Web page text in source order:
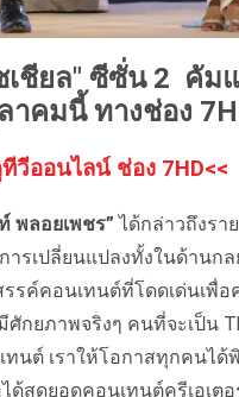
ชียล" ซีซั่น 2 คัม
าคมนี้ ทางช่อง
วีออนไลน์ ช่อง 7HD<<
พลอยเพชร” ได้กล่าวถึงรา
รเปลี่ยนแปลงทั้งในด้านก
รค์คอนเทนต์ที่โดดเด่นเพื่
ศักยภาพจริงๆ คนที่จะเป็น
นต์ เราให้โอกาสทุกคนไ
ด้สุดยอดคอนเทนต์ครีเอเตอ